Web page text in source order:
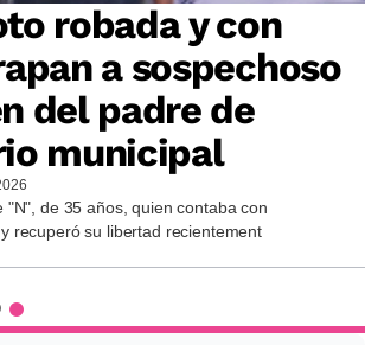
robada y con
a sospechoso
del padre de
municipal
"N", de 35 años, quien contaba con
recuperó su libertad recientement